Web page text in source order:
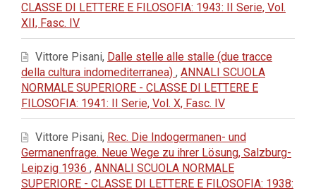
CLASSE DI LETTERE E FILOSOFIA: 1943: II Serie, Vol.
XII, Fasc. IV
Vittore Pisani, Dalle stelle alle stalle (due tracce
della cultura indomediterranea) , ANNALI SCUOLA
NORMALE SUPERIORE - CLASSE DI LETTERE E
FILOSOFIA: 1941: II Serie, Vol. X, Fasc. IV
Vittore Pisani, Rec. Die Indogermanen- und
Germanenfrage. Neue Wege zu ihrer Lösung, Salzburg-
Leipzig 1936 , ANNALI SCUOLA NORMALE
SUPERIORE - CLASSE DI LETTERE E FILOSOFIA: 1938: